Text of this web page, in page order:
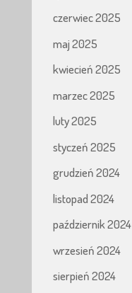
czerwiec 2025
maj 2025
kwiecień 2025
marzec 2025
luty 2025
styczeń 2025
grudzień 2024
listopad 2024
październik 2024
wrzesień 2024
sierpień 2024